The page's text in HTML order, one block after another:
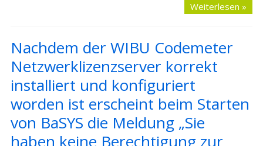
Weiterlesen »
Nachdem der WIBU Codemeter
Netzwerklizenzserver korrekt
installiert und konfiguriert
worden ist erscheint beim Starten
von BaSYS die Meldung „Sie
haben keine Berechtigung zur